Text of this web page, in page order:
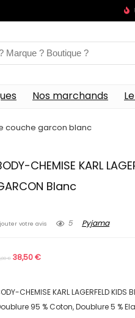
Nos marchands
couche garcon blanc
CHEMISE KARL
Blanc
votre avis 5 Pyjama
€ 38,50€
CHEMISE KARL LAGERFELD
95 % Coton, Doublure 5 %